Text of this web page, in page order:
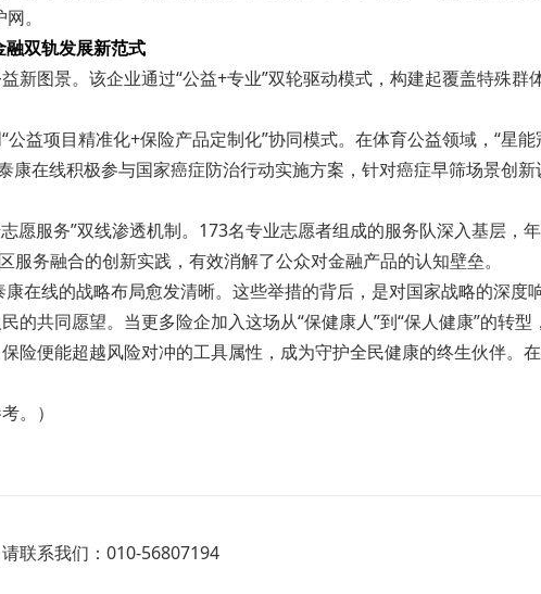
。
双轨发展新范式
新图景。该企业通过“公益+专业”双轮驱动模式，构建起覆盖特殊
益项目精准化+保险产品定制化”协同模式。在体育公益领域，“星
康在线积极参与国家癌症防治行动实施方案，针对癌症早筛场景创
愿服务”双线渗透机制。173名专业志愿者组成的服务队深入基层
服务融合的创新实践，有效消解了公众对金融产品的认知壁垒。
在线的战略布局愈发清晰。这些举措的背后，是对国家战略的深度
的共同愿望。当更多险企加入这场从“保健康人”到“保人健康”的转型
险便能超越风险对冲的工具属性，成为守护全民健康的终生伙伴
。）
联系我们：010-56807194